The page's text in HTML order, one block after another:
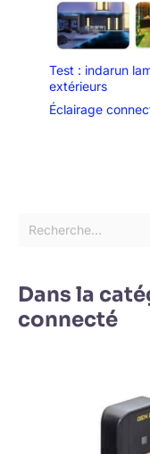
Test : indarun
extérieurs
Éclairage
Dans la
connecté